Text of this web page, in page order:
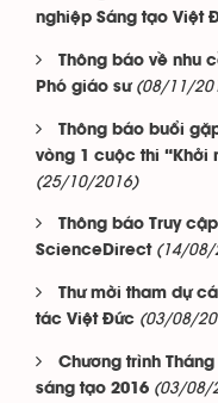
nghiệp Sáng tạo Việt
Thông báo về nhu
Phó giáo sư (08/11/
Thông báo buổi
vòng 1 cuộc thi “Khởi
(25/10/2016)
Thông báo Truy
ScienceDirect (14/08/
Thư mời tham dự
tác Việt Đức (03/08/
Chương trình
sáng tạo 2016 (03/08/